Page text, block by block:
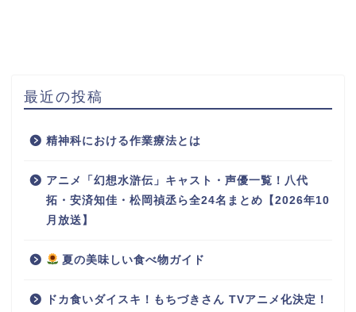
最近の投稿
精神科における作業療法とは
アニメ「幻想水滸伝」キャスト・声優一覧！八代
拓・安済知佳・松岡禎丞ら全24名まとめ【2026年10
月放送】
夏の美味しい食べ物ガイド
ドカ食いダイスキ！もちづきさん TVアニメ化決定！